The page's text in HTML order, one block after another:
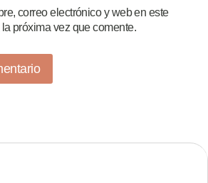
correo electrónico y web en este
próxima vez que comente.